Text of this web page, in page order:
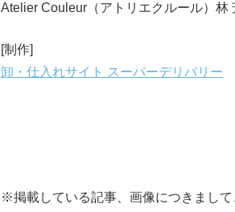
Atelier Couleur（アトリエクルール）林
[制作]
卸・仕入れサイト スーパーデリバリー
※掲載している記事、画像につきまし